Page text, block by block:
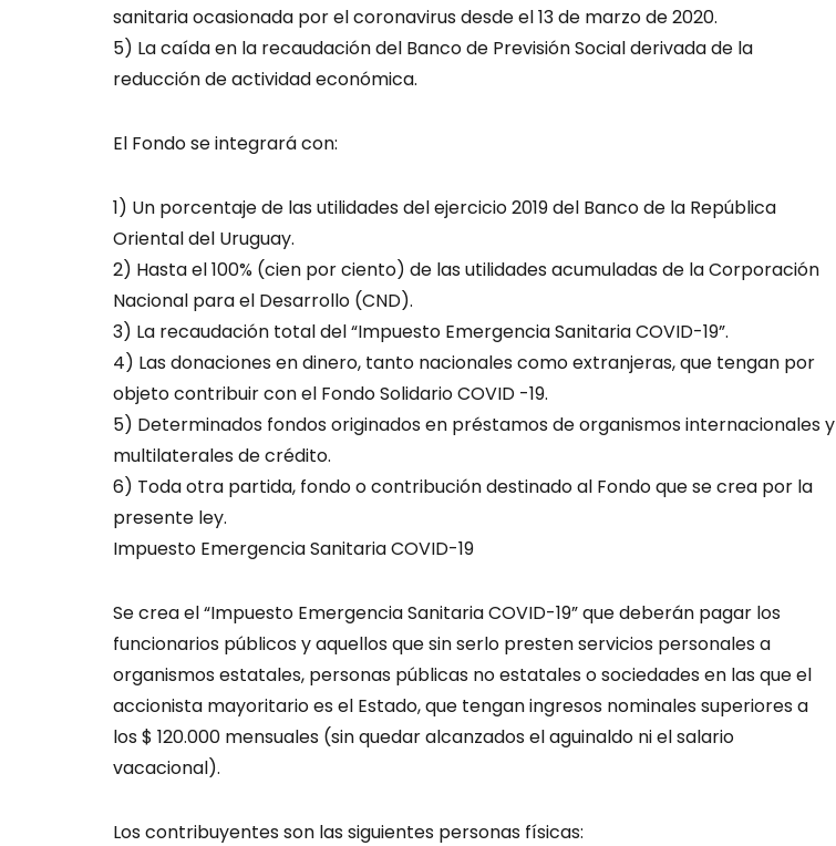
sanitaria ocasionada por el coronavirus desde el 13 de marzo de 2020.
5) La caída en la recaudación del Banco de Previsión Social derivada de la
reducción de actividad económica.
El Fondo se integrará con:
1) Un porcentaje de las utilidades del ejercicio 2019 del Banco de la República
Oriental del Uruguay.
2) Hasta el 100% (cien por ciento) de las utilidades acumuladas de la Corporación
Nacional para el Desarrollo (CND).
3) La recaudación total del “Impuesto Emergencia Sanitaria COVID-19”.
4) Las donaciones en dinero, tanto nacionales como extranjeras, que tengan por
objeto contribuir con el Fondo Solidario COVID -19.
5) Determinados fondos originados en préstamos de organismos internacionales y
multilaterales de crédito.
6) Toda otra partida, fondo o contribución destinado al Fondo que se crea por la
presente ley.
Impuesto Emergencia Sanitaria COVID-19
Se crea el “Impuesto Emergencia Sanitaria COVID-19” que deberán pagar los
funcionarios públicos y aquellos que sin serlo presten servicios personales a
organismos estatales, personas públicas no estatales o sociedades en las que el
accionista mayoritario es el Estado, que tengan ingresos nominales superiores a
los $ 120.000 mensuales (sin quedar alcanzados el aguinaldo ni el salario
vacacional).
Los contribuyentes son las siguientes personas físicas: